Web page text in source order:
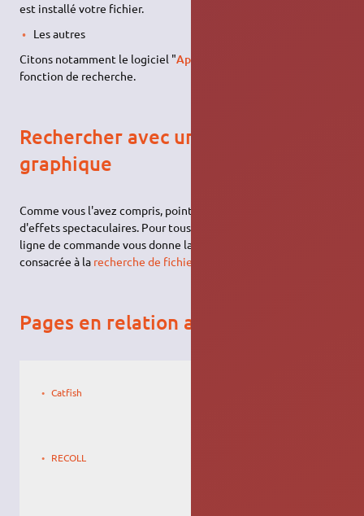
est installé votre fichier.
Les autres
Citons notamment le logiciel "Aptitude
fonction de recherche.
Rechercher avec une interface
graphique
Comme vous l'avez compris, point d'interface, de jolis icônes ou
d'effets spectaculaires. Pour tous ces besoins ou parce que la
ligne de commande vous donne la migraine, voyez la page
consacrée à la recherche de fichiers en mode graphique
Pages en relation avec le sujet
Catfish
RECOLL